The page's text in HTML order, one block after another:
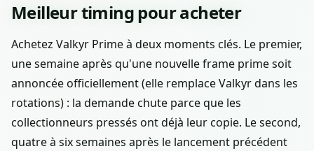
Meilleur timing pour acheter
Achetez Valkyr Prime à deux moments clés. Le premier,
une semaine après qu'une nouvelle frame prime soit
annoncée officiellement (elle remplace Valkyr dans les
rotations) : la demande chute parce que les
collectionneurs pressés ont déjà leur copie. Le second,
quatre à six semaines après le lancement précédent